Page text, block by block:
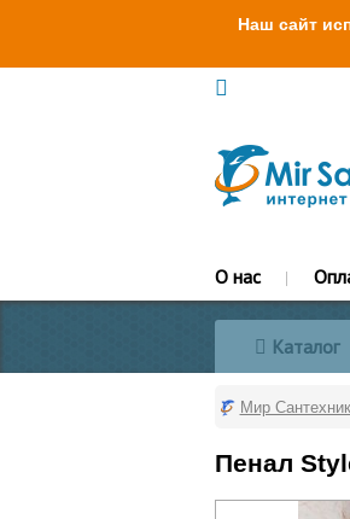
Наш сайт
О нас
Каталог
Мир
Пенал